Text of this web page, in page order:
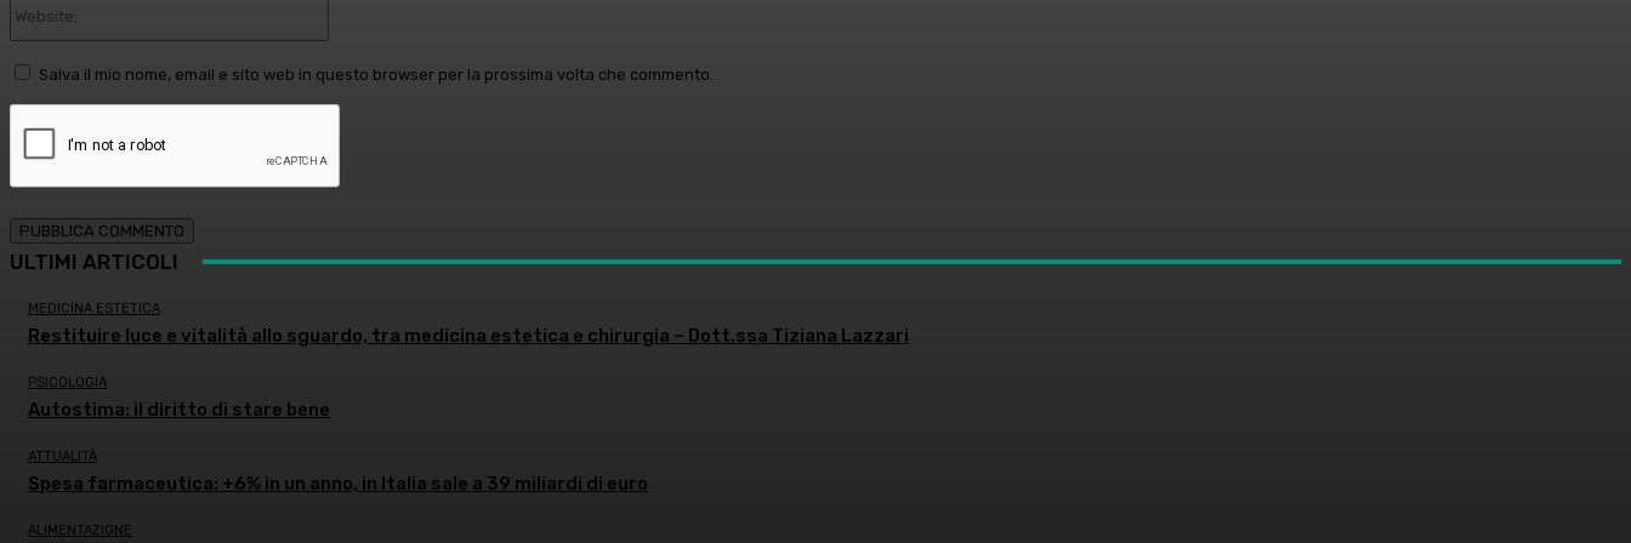
Salva il mio nome, email e sito web in questo browser per la prossima volta che commento.
ULTIMI ARTICOLI
MEDICINA ESTETICA
Restituire luce e vitalità allo sguardo, tra medicina estetica e chirurgia – Dott.ssa Tiziana Lazzari
PSICOLOGIA
Autostima: il diritto di stare bene
ATTUALITÀ
Spesa farmaceutica: +6% in un anno, in Italia sale a 39 miliardi di euro
ALIMENTAZIONE